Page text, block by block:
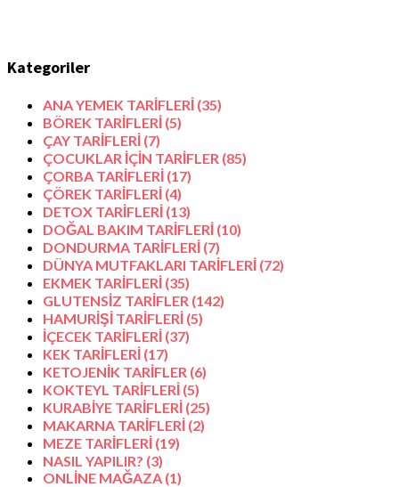
Kategoriler
ANA YEMEK TARİFLERİ (35)
BÖREK TARİFLERİ (5)
ÇAY TARİFLERİ (7)
ÇOCUKLAR İÇİN TARİFLER (85)
ÇORBA TARİFLERİ (17)
ÇÖREK TARİFLERİ (4)
DETOX TARİFLERİ (13)
DOĞAL BAKIM TARİFLERİ (10)
DONDURMA TARİFLERİ (7)
DÜNYA MUTFAKLARI TARİFLERİ (72)
EKMEK TARİFLERİ (35)
GLUTENSİZ TARİFLER (142)
HAMURİŞİ TARİFLERİ (5)
İÇECEK TARİFLERİ (37)
KEK TARİFLERİ (17)
KETOJENİK TARİFLER (6)
KOKTEYL TARİFLERİ (5)
KURABİYE TARİFLERİ (25)
MAKARNA TARİFLERİ (2)
MEZE TARİFLERİ (19)
NASIL YAPILIR? (3)
ONLİNE MAĞAZA (1)